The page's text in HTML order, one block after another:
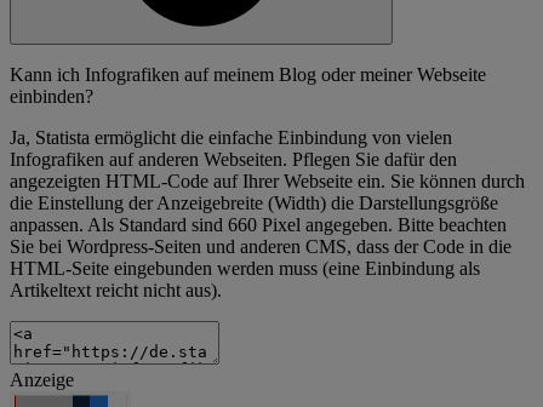
Kann ich Infografiken auf meinem Blog oder meiner Webseite
einbinden?
Ja, Statista ermöglicht die einfache Einbindung von vielen
Infografiken auf anderen Webseiten. Pflegen Sie dafür den
angezeigten HTML-Code auf Ihrer Webseite ein. Sie können durch
die Einstellung der Anzeigebreite (Width) die Darstellungsgröße
anpassen. Als Standard sind 660 Pixel angegeben. Bitte beachten
Sie bei Wordpress-Seiten und anderen CMS, dass der Code in die
HTML-Seite eingebunden werden muss (eine Einbindung als
Artikeltext reicht nicht aus).
Anzeige